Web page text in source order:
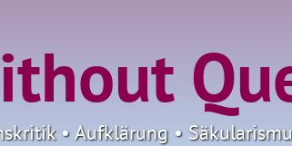
• Aufklärung •